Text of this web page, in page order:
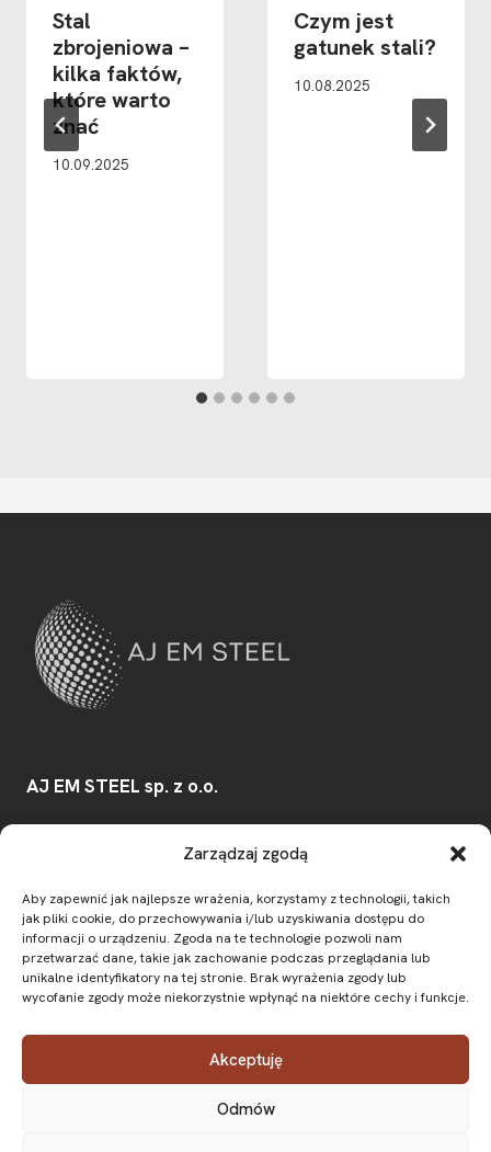
Zarządzaj zgodą
Aby zapewnić jak najlepsze wrażenia, korzystamy z technologii, takich
jak pliki cookie, do przechowywania i/lub uzyskiwania dostępu do
informacji o urządzeniu. Zgoda na te technologie pozwoli nam
przetwarzać dane, takie jak zachowanie podczas przeglądania lub
unikalne identyfikatory na tej stronie. Brak wyrażenia zgody lub
wycofanie zgody może niekorzystnie wpłynąć na niektóre cechy i funkcje.
Akceptuję
Odmów
Stal
zbrojeniowa –
kilka faktów,
które warto
znać
10.09.2025
Czym jest
gatunek stali?
10.08.2025
AJ EM STEEL sp. z o.o.
e-mail:biuro@ajemsteel.pl
NIP:7831850325